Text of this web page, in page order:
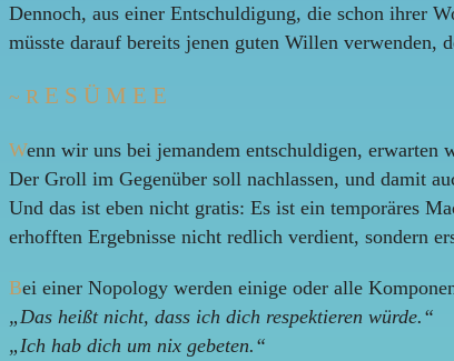
Dennoch, aus einer Entschuldigung, die schon ihrer
müsste darauf bereits jenen guten Willen verwenden,
~ R E S Ü M E E
Wenn wir uns bei jemandem entschuldigen, erwarten
Der Groll im Gegenüber soll nachlassen, und damit
Und das ist eben nicht gratis: Es ist ein temporäres
erhofften Ergebnisse nicht redlich verdient, sondern
Bei einer Nopology werden einige oder alle
„Das heißt nicht, dass ich dich respektieren würde.“
„Ich hab dich um nix gebeten.“